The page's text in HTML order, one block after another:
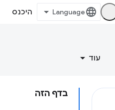
היכנס
עוד
בדף הזה